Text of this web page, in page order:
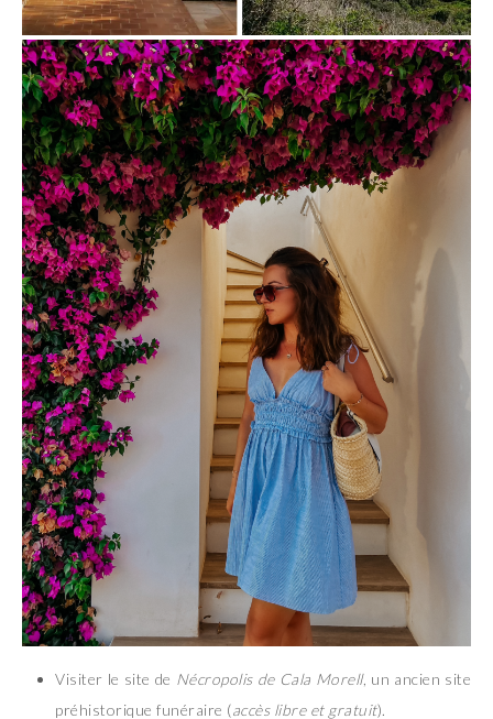
Visiter le site de Nécropolis de Cala Morell, un ancien site
préhistorique funéraire (accès libre et gratuit).